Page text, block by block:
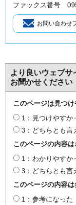
ファックス番号
より良いウェブサ
お聞かせください
このページは見つ
1：見つけやすか
3：どちらとも言
このページの内容
1：わかりやすか
3：どちらとも言
このページの内容
1：参考になった